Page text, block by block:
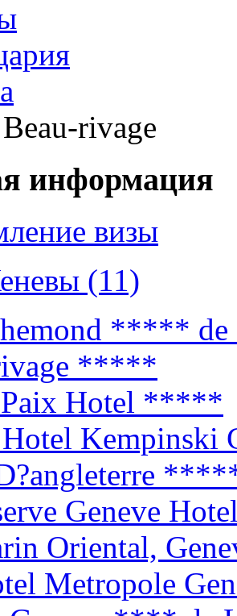
rivage
информация
визы
(11)
***** de
*****
Hotel *****
Kempinski
Geneve
Oriental,
Metropole